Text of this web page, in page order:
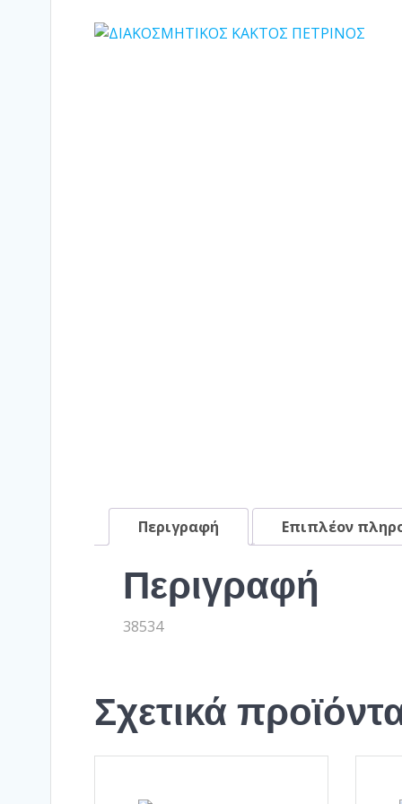
Περιγραφή
Επιπλέον
Περιγραφή
38534
Σχετικά